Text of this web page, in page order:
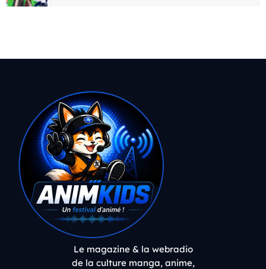
Le magazine & la webradio
de la culture manga, anime,